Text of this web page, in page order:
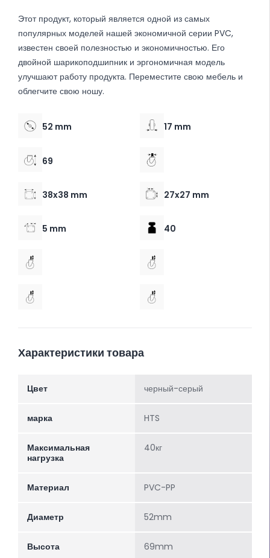
Этот продукт, который является одной из самых
популярных моделей нашей экономичной серии PVC,
известен своей полезностью и экономичностью. Его
двойной шарикоподшипник и эргономичная модель
улучшают работу продукта. Переместите свою мебель и
облегчите свою ношу.
52 mm 17 mm
69
38x38 mm 27x27 mm
5 mm 40
Характеристики товара
Цвет черный-серый
марка HTS
Максимальная
нагрузка
40кг
Материал PVC-PP
Диаметр 52mm
Высота 69mm